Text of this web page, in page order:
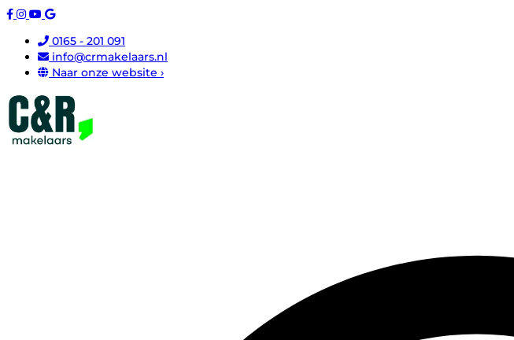
0165 - 201 091
info@crmakelaars.nl
Naar onze website ›